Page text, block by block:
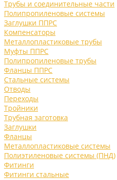
Трубы и соединительные части
Полипропиленовые системы
Заглушки ППРС
Компенсаторы
Металлопластиковые трубы
Муфты ППРС
Полипропиленовые трубы
Фланцы ППРС
Стальные системы
Отводы
Переходы
Тройники
Трубная заготовка
Заглушки
Фланцы
Металлопластиковые системы
Полиэтиленовые системы (ПНД)
Фитинги
Фитинги стальные